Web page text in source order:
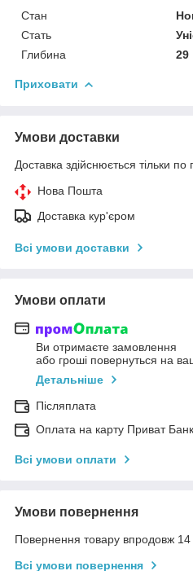
Стан
Стать
Глибина
29
Приховати
Умови доставки
Доставка здійснюється тільки по
Нова Пошта
Доставка кур'єром
Всі умови доставки
Умови оплати
Ви отримаєте замовлення
або гроші повернуться на
Детальніше
Післяплата
Оплата на карту Приват
Всі умови оплати
Умови повернення
Повернення товару впродовж 14
Всі умови повернення